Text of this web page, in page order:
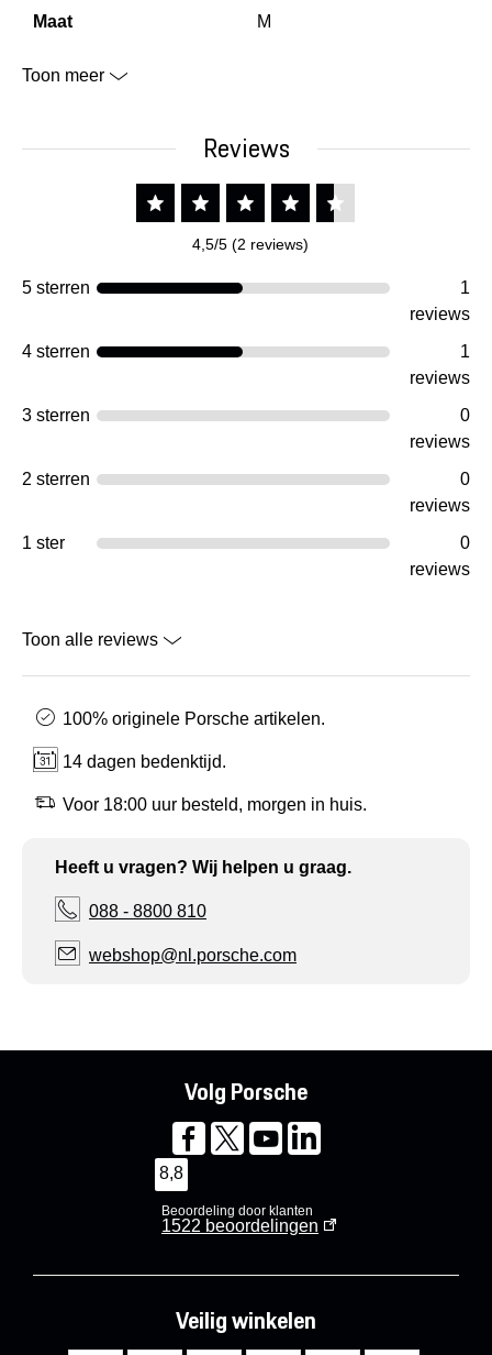
Maat M
Toon meer
Reviews
4,5/5 (2 reviews)
5 sterren
1
reviews
4 sterren
1
reviews
3 sterren
0
reviews
2 sterren
0
reviews
1 ster
0
reviews
Toon alle reviews
100% originele Porsche artikelen.
14 dagen bedenktijd.
Voor 18:00 uur besteld, morgen in huis.
Heeft u vragen? Wij helpen u graag.
088 - 8800 810
webshop@nl.porsche.com
Volg Porsche
8,8
Beoordeling door klanten
1522 beoordelingen
Veilig winkelen